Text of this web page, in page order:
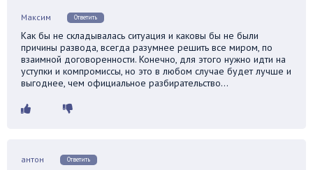
Максим Ответить
Как бы не складывалась ситуация и каковы бы не были
причины развода, всегда разумнее решить все миром, по
взаимной договоренности. Конечно, для этого нужно идти на
уступки и компромиссы, но это в любом случае будет лучше и
выгоднее, чем официальное разбирательство…
антон Ответить